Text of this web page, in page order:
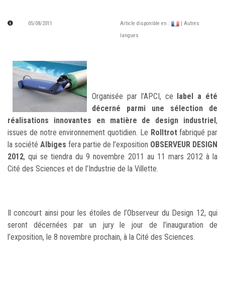
05/08/2011 Article disponible en :
| Autres
langues
Organisée par l’APCI, ce label a été
décerné parmi une sélection de
réalisations innovantes en matière de design industriel,
issues de notre environnement quotidien. Le Rolltrotfabriqué par
la société Albiges fera partie de l’exposition OBSERVEUR DESIGN
2012, qui se tiendra du 9 novembre 2011 au 11 mars 2012 à la
Cité des Sciences et de l’Industrie de la Villette.
Il concourt ainsi pour les étoiles de l’Observeur du Design 12, qui
seront décernées par un jury le jour de l’inauguration de
l’exposition, le 8 novembre prochain, à la Cité des Sciences.